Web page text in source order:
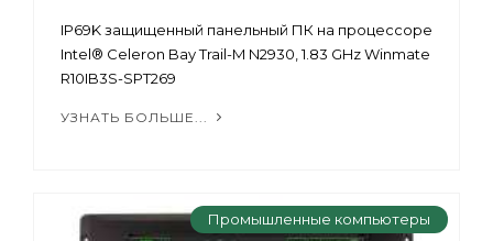
IP69K защищенный панельный ПК на процессоре
Intel® Celeron Bay Trail-M N2930, 1.83 GHz Winmate
R10IB3S-SPT269
УЗНАТЬ БОЛЬШЕ...
Промышленные компьютеры